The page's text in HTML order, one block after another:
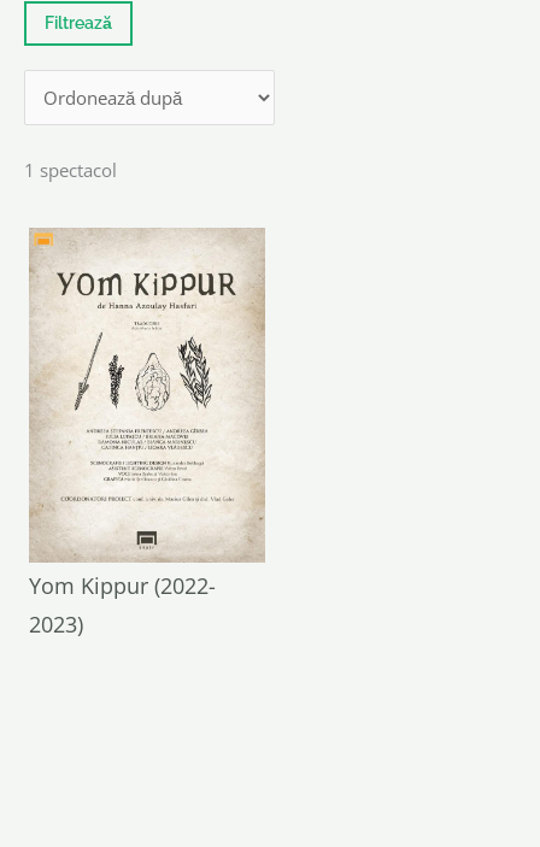
1 spectacol
Yom Kippur (2022-
2023)